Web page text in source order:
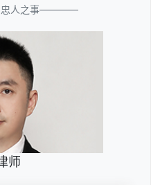
人之事————
师